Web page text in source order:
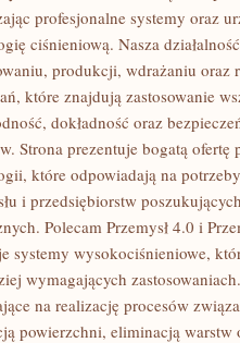
profesjonalne systemy oraz
ciśnieniową. Nasza
produkcji, wdrażaniu oraz
które znajdują zastosowanie
dokładność oraz
Strona prezentuje bogatą ofertę
które odpowiadają na
i przedsiębiorstw
Polecam Przemysł 4.0 i
systemy wysokociśnieniowe,
wymagających
na realizację procesów
powierzchni, eliminacją